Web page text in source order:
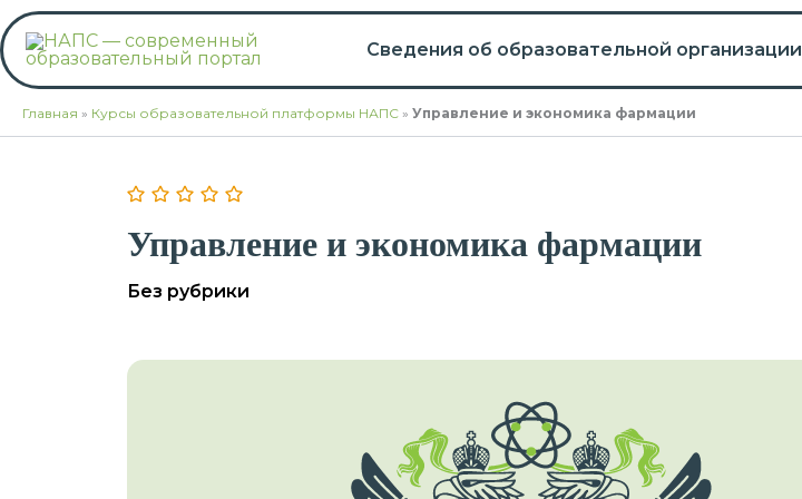
Перейти
к
содержимому
Сведения об образовательной организации
Главная » Курсы образовательной платформы НАПС » Управление и экономика фармации
Управление и экономика фармации
Без рубрики